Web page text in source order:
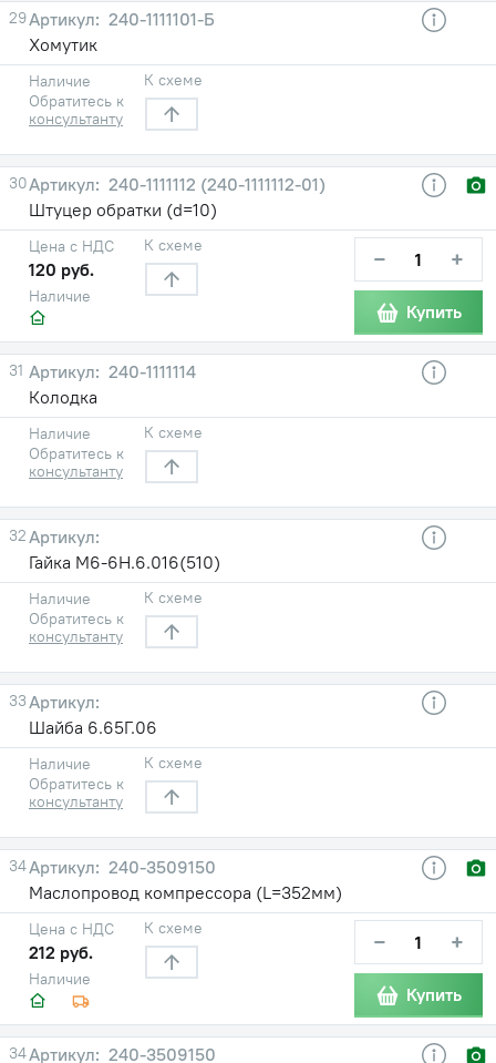
29
240-1111101-Б
Хомутик
Наличие
Обратитесь к
консультанту
К схеме
30
240-1111112 (240-1111112-01)
Штуцер обратки (d=10)
Наличие
Цена с НДС
120 руб.
К схеме − +
Купить
31
240-1111114
Колодка
Наличие
Обратитесь к
консультанту
К схеме
32
Гайка М6-6Н.6.016(510)
Наличие
Обратитесь к
консультанту
К схеме
33
Шайба 6.65Г.06
Наличие
Обратитесь к
консультанту
К схеме
34
240-3509150
Маслопровод компрессора (L=352мм)
Наличие
Цена с НДС
212 руб.
К схеме − +
Купить
34 240-3509150